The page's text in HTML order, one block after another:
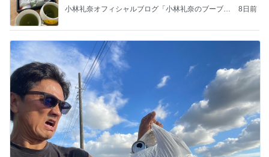
小林礼奈オフィシャルブログ「小林礼奈のブーブー
8日前